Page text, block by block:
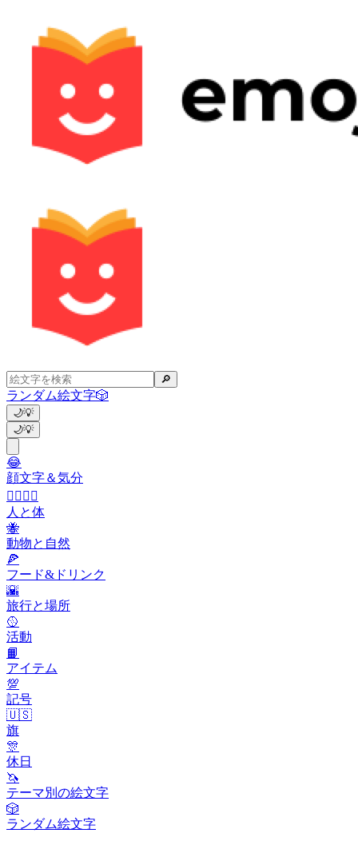
🔎
ランダム絵文字🎲
🌙💡
🌙💡
😂
顔文字＆気分
👩‍❤️‍💋‍👨
人と体
🐝
動物と自然
🍕
フード&ドリンク
🌇
旅行と場所
🥎
活動
📙
アイテム
💯
記号
🇺🇸
旗
🎊
休日
🦄
テーマ別の絵文字
🎲
ランダム絵文字